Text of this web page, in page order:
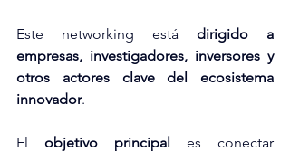
Este networking está dirigido a
empresas, investigadores, inversores y
otros actores clave del ecosistema
innovador.
El objetivo principal es conectar